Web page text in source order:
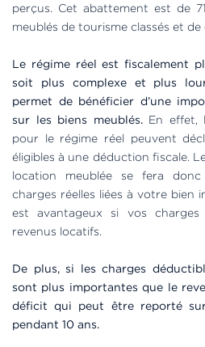
perçus. Cet abattement est de
meublés de tourisme classés et de
Le régime réel est fiscalement
soit plus complexe et plus
permet de bénéficier d’une
sur les biens meublés.En effet,
pour le régime réel peuvent
éligibles à une déduction fiscale.
location meublée se fera
charges réelles liées à votre bien
est avantageux si vos
revenus locatifs.
De plus, si les charges
sont plus importantes que le
déficit qui peut être reporté
pendant 10 ans.